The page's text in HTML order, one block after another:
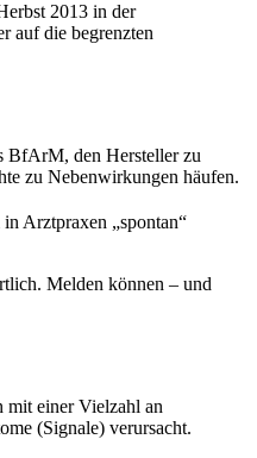
2013 in der
auf die begrenzten
BfArM, den Hersteller zu
zu Nebenwirkungen häufen.
Arztpraxen „spontan“
Melden können – und
mit einer Vielzahl an
(Signale) verursacht.